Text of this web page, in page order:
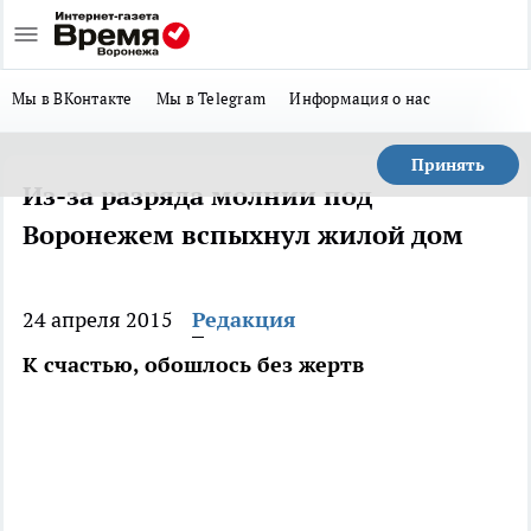
Мы в ВКонтакте Мы в Telegram Информация о нас
Принять
Из-за разряда молнии под
Воронежем вспыхнул жилой дом
24 апреля 2015
Редакция
К счастью, обошлось без жертв